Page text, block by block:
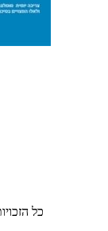
כל